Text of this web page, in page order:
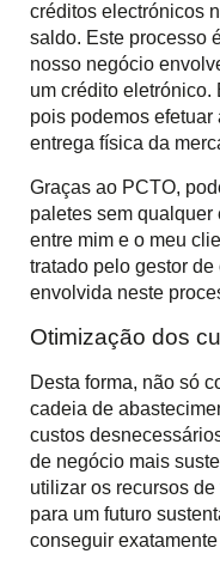
créditos electrónicos
saldo. Este processo
nosso negócio
um crédito eletrónico.
pois podemos
entrega física da
Graças ao PCTO,
paletes sem qualquer
entre mim e o meu
tratado pelo gestor
envolvida neste
Otimização dos
Desta forma, não só
cadeia de
custos
de negócio mais
utilizar os recursos
para um futuro
conseguir